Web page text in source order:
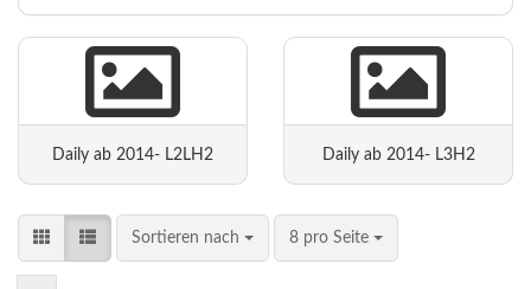
Daily ab 2014- L2LH2 Daily ab 2014- L3H2
Sortieren nach 8 pro Seite